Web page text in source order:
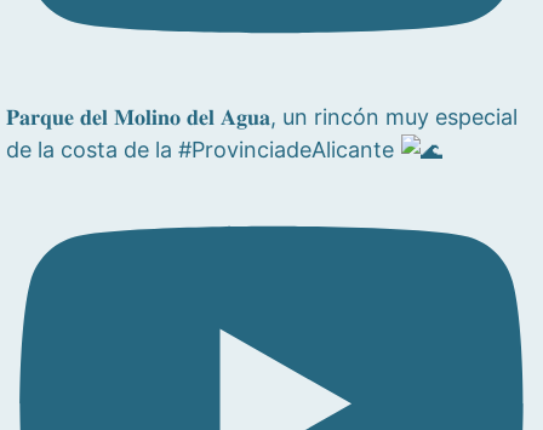
𝐏𝐚𝐫𝐪𝐮𝐞 𝐝𝐞𝐥 𝐌𝐨𝐥𝐢𝐧𝐨 𝐝𝐞𝐥 𝐀𝐠𝐮𝐚, un rincón muy especial
de la costa de la #ProvinciadeAlicante